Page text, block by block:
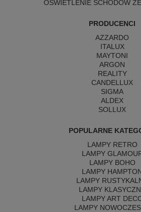
OŚWIETLENIE SCHODÓW
PRODUCENCI
AZZARDO
ITALUX
MAYTONI
ARGON
REALITY
CANDELLUX
SIGMA
ALDEX
SOLLUX
POPULARNE
LAMPY RETRO
LAMPY
LAMPY BOHO
LAMPY
LAMPY
LAMPY
LAMPY ART
LAMPY